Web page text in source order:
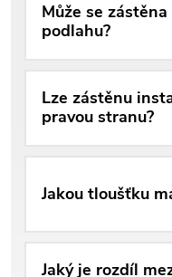
Může se
podlahu?
Lze zástěnu
pravou stranu?
Jakou tloušťku
Jaký je rozdíl